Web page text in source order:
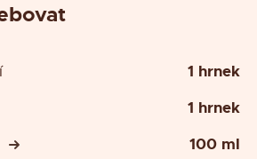
1 hrnek
1 hrnek
100 ml